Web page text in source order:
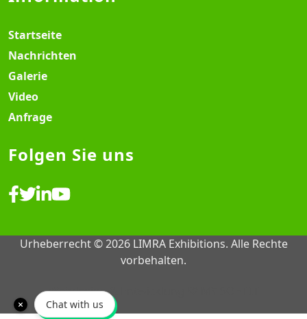
Startseite
Nachrichten
Galerie
Video
Anfrage
Folgen Sie uns
Urheberrecht © 2026 LIMRA Exhibitions. Alle Rechte
vorbehalten.
Webdesign & Entwicklung ♡
Chat with us